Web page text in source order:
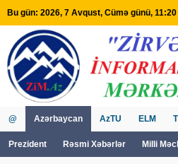
Bu gün: 2026, 7 Avqust, Cümə günü, 11:20
@ Azərbaycan
Prezident Rəsmi Xəbərlər Milli
AzTU ELM